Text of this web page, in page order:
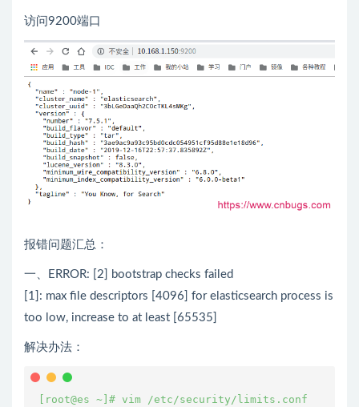
访问9200端口
报错问题汇总：
一、ERROR: [2] bootstrap checks failed
[1]: max file descriptors [4096] for elasticsearch process is
too low, increase to at least [65535]
解决办法：
[root@es ~]# vim /etc/security/limits.conf